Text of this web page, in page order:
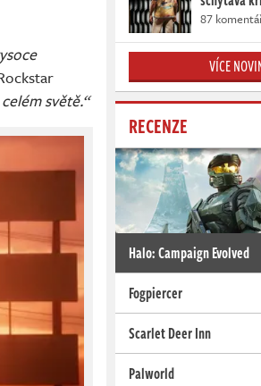
světě.“
87
VÍCE
RECENZE
Halo: Campaign Evolved
Fogpiercer
Scarlet Deer Inn
Palworld